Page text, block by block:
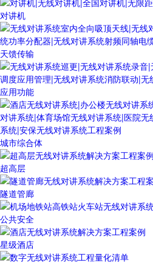
对讲机
天馈传输
应用功能
城市综合体
超高层
隧道管廊
公共安全
星级酒店